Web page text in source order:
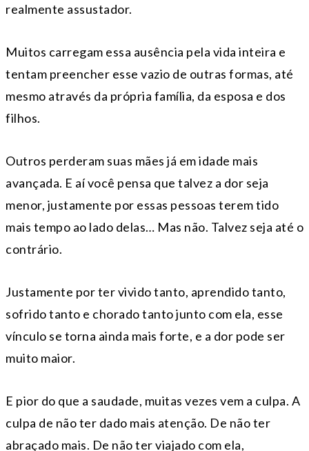
realmente assustador.
Muitos carregam essa ausência pela vida inteira e
tentam preencher esse vazio de outras formas, até
mesmo através da própria família, da esposa e dos
filhos.
Outros perderam suas mães já em idade mais
avançada. E aí você pensa que talvez a dor seja
menor, justamente por essas pessoas terem tido
mais tempo ao lado delas… Mas não. Talvez seja até o
contrário.
Justamente por ter vivido tanto, aprendido tanto,
sofrido tanto e chorado tanto junto com ela, esse
vínculo se torna ainda mais forte, e a dor pode ser
muito maior.
E pior do que a saudade, muitas vezes vem a culpa. A
culpa de não ter dado mais atenção. De não ter
abraçado mais. De não ter viajado com ela,